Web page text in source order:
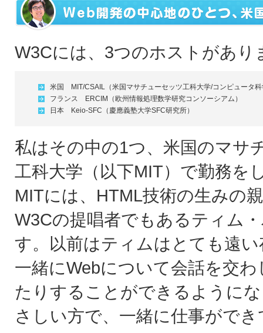
W3Cには、3つのホストがあり
米国 MIT/CSAIL（米国マサチューセッツ工科大学/コンピュータ
フランス ERCIM（欧州情報処理数学研究コンソーシアム）
日本 Keio-SFC（慶應義塾大学SFC研究所）
私はその中の1つ、米国のマサ
工科大学（以下MIT）で勤務を
MITには、HTML技術の生みの
W3Cの提唱者でもあるティム
す。以前はティムはとても遠
一緒にWebについて会話を交
たりすることができるように
さしい方で、一緒に仕事がで